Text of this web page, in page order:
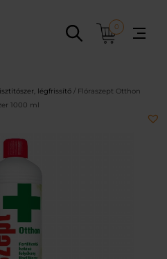
0
légfrissítő / Flóraszept Otthon
1000 ml